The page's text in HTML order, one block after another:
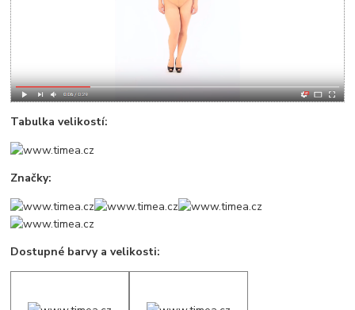
Tabulka velikostí:
Značky:
Dostupné barvy a velikosti: